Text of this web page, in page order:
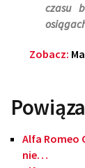
czasu
Zobacz:
Alfa Romeo
nie…